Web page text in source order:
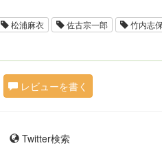
松浦麻衣 佐古宗一郎
竹内志
レビューを書く
Twitter検索